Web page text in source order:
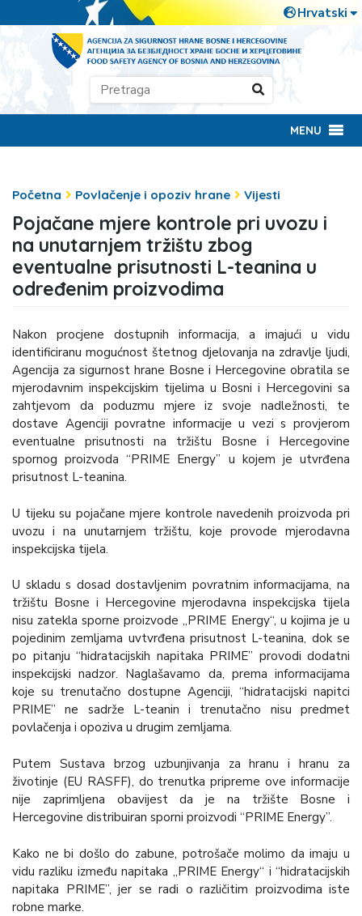
MENU
Početna Povlačenje i opoziv hrane Vijesti
Pojačane mjere kontrole pri uvozu i
na unutarnjem tržištu zbog
eventualne prisutnosti L-teanina u
određenim proizvodima
Nakon procjene dostupnih informacija, a imajući u vidu
identificiranu mogućnost štetnog djelovanja na zdravlje ljudi,
Agencija za sigurnost hrane Bosne i Hercegovine obratila se
mjerodavnim inspekcijskim tijelima u Bosni i Hercegovini sa
zahtjevom da poduzmu mjere iz svoje nadležnosti, te
dostave Agenciji povratne informacije u vezi s provjerom
eventualne prisutnosti na tržištu Bosne i Hercegovine
spornog proizvoda “PRIME Energy” u kojem je utvrđena
prisutnost L-teanina.
U tijeku su pojačane mjere kontrole navedenih proizvoda pri
uvozu i na unutarnjem tržištu, koje provode mjerodavna
inspekcijska tijela.
U skladu s dosad dostavljenim povratnim informacijama, na
tržištu Bosne i Hercegovine mjerodavna inspekcijska tijela
nisu zatekla sporne proizvode „PRIME Energy“, u kojima je u
pojedinim zemljama uvtvrđena prisutnost L-teanina, dok se
po pitanju “hidratacijskih napitaka PRIME” provodi dodatni
inspekcijski nadzor. Naglašavamo da, prema informacijama
koje su trenutačno dostupne Agenciji, “hidratacijski napitci
PRIME” ne sadrže L-teanin i trenutačno nisu predmet
povlačenja i opoziva u drugim zemljama.
Putem Sustava brzog uzbunjivanja za hranu i hranu za
životinje (EU RASFF), do trenutka pripreme ove informacije
nije zaprimljena obavijest da je na tržište Bosne i
Hercegovine distribuiran sporni proizvodi “PRIME Energy”.
Kako ne bi došlo do zabune, potrošače molimo da imaju u
vidu razliku između napitaka „PRIME Energy“ i “hidratacijskih
napitaka PRIME”, jer se radi o različitim proizvodima iste
robne marke.